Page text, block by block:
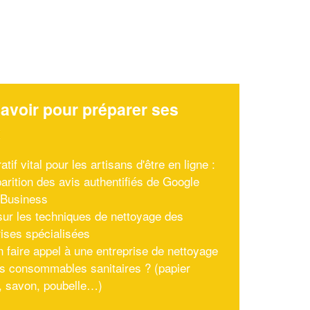
pour préparer ses
vital pour les artisans d'être en ligne :
des avis authentifiés de Google
les techniques de nettoyage des
spécialisées
faire appel à une entreprise de nettoyage
consommables sanitaires ? (papier
savon, poubelle…)